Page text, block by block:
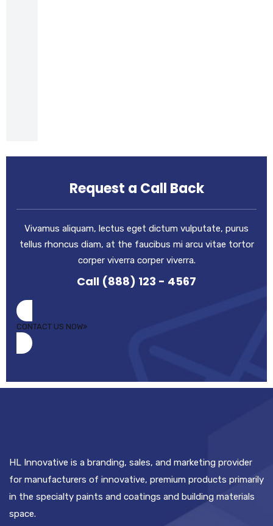
Request a Call Back
Vivamus aliquam, lectus eget dictum vulputate, purus
tellus rhoncus diam, at the faucibus mi arcu vitae tortor
corper viverra corper viverra.
Call (888) 123 - 4567
CONTACT US NOW
HL Innovative is a branding, sales, and marketing provider
for manufacturers of innovative, premium products primarily
in the specialty paints and coatings and building materials
space.